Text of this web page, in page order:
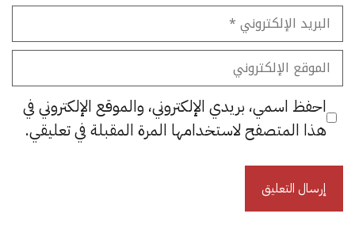
البريد
الإلكتروني
الموقع
الإلكتروني
احفظ اسمي، بريدي الإلكتروني، والموقع الإلكتروني في
هذا المتصفح لاستخدامها المرة المقبلة في تعليقي.